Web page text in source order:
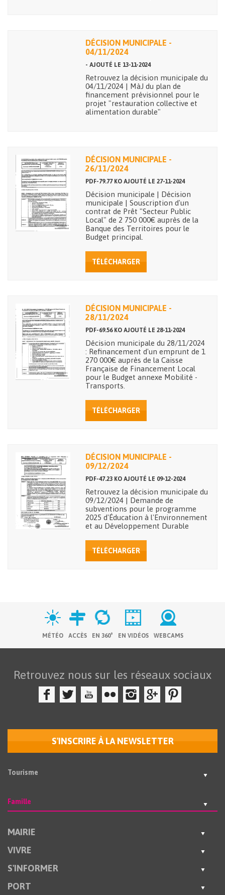
DÉCISION MUNICIPALE -
04/11/2024
- AJOUTÉ LE 13-11-2024
Retrouvez la décision municipale du
04/11/2024 | MàJ du plan de
financement prévisionnel pour le
projet "restauration collective et
alimentation durable"
DÉCISION MUNICIPALE -
26/11/2024
PDF-79.77 KO AJOUTÉ LE 27-11-2024
Décision municipale | Décision
municipale | Souscription d'un
contrat de Prêt "Secteur Public
Local" de 2 750 000€ auprès de la
Banque des Territoires pour le
Budget principal.
TÉLÉCHARGER
DÉCISION MUNICIPALE -
28/11/2024
PDF-69.56 KO AJOUTÉ LE 28-11-2024
Décision municipale du 28/11/2024
: Refinancement d'un emprunt de 1
270 000€ auprès de la Caisse
Française de Financement Local
pour le Budget annexe Mobilité -
Transports.
TÉLÉCHARGER
DÉCISION MUNICIPALE -
09/12/2024
PDF-47.23 KO AJOUTÉ LE 09-12-2024
Retrouvez la décision municipale du
09/12/2024 | Demande de
subventions pour le programme
2025 d'Éducation à l'Environnement
et au Développement Durable
TÉLÉCHARGER
MÉTÉO ACCÈS EN 360° EN VIDÉOS WEBCAMS
Retrouvez nous sur les réseaux sociaux
S'INSCRIRE À LA NEWSLETTER
Tourisme
Famille
MAIRIE
VIVRE
S'INFORMER
PORT